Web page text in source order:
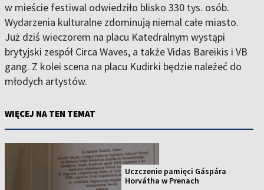
w mieście festiwal odwiedziło blisko 330 tys. osób.
Wydarzenia kulturalne zdominują niemal całe miasto.
Już dziś wieczorem na placu Katedralnym wystąpi
brytyjski zespół Circa Waves, a także Vidas Bareikis i VB
gang. Z kolei scena na placu Kudirki będzie należeć do
młodych artystów.
WIĘCEJ NA TEN TEMAT
Uczczenie pamięci Gáspára
Horvátha w Prenach